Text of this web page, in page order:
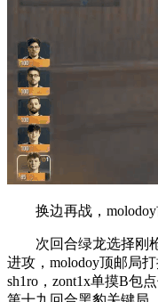
换边再战，molodoy
次回合绿龙选择刚枪
进攻，molodoy顶邮局
sh1ro，zont1x单摸B包